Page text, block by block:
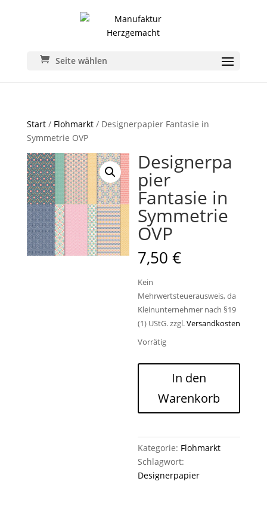
Seite wählen
Start/ Flohmarkt/ Designerpapier Fantasie in
Symmetrie OVP
Designerpa
pier
Fantasie in
Symmetrie
OVP
7,50€
Kein
Mehrwertsteuerausweis, da
Kleinunternehmer nach §19
(1) UStG.zzgl.Versandkosten
Vorrätig
Symmetrie
Menge
In den
Warenkorb
Kategorie: Flohmarkt
Schlagwort:
Designerpapier